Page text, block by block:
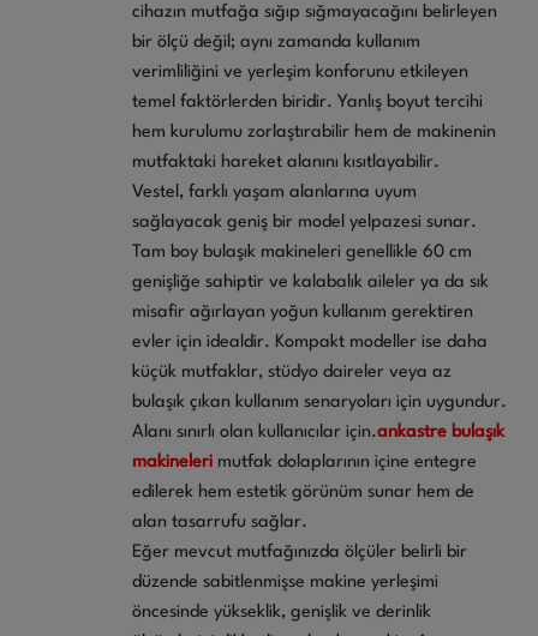
cihazın mutfağa sığıp sığmayacağını belirleyen
bir ölçü değil; aynı zamanda kullanım
verimliliğini ve yerleşim konforunu etkileyen
temel faktörlerden biridir. Yanlış boyut tercihi
hem kurulumu zorlaştırabilir hem de makinenin
mutfaktaki hareket alanını kısıtlayabilir.
Vestel, farklı yaşam alanlarına uyum
sağlayacak geniş bir model yelpazesi sunar.
Tam boy bulaşık makineleri genellikle 60 cm
genişliğe sahiptir ve kalabalık aileler ya da sık
misafir ağırlayan yoğun kullanım gerektiren
evler için idealdir. Kompakt modeller ise daha
küçük mutfaklar, stüdyo daireler veya az
bulaşık çıkan kullanım senaryoları için uygundur.
Alanı sınırlı olan kullanıcılar için.ankastre bulaşık
makineleri mutfak dolaplarının içine entegre
edilerek hem estetik görünüm sunar hem de
alan tasarrufu sağlar.
Eğer mevcut mutfağınızda ölçüler belirli bir
düzende sabitlenmişse makine yerleşimi
öncesinde yükseklik, genişlik ve derinlik